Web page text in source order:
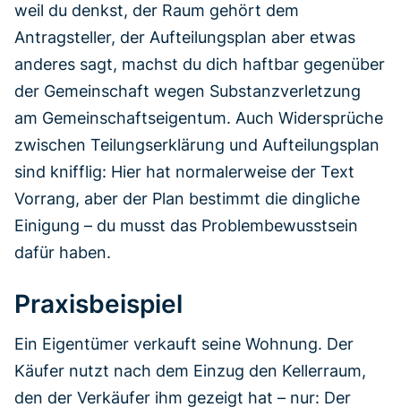
weil du denkst, der Raum gehört dem
Antragsteller, der Aufteilungsplan aber etwas
anderes sagt, machst du dich haftbar gegenüber
der Gemeinschaft wegen Substanzverletzung
am Gemeinschaftseigentum. Auch Widersprüche
zwischen Teilungserklärung und Aufteilungsplan
sind knifflig: Hier hat normalerweise der Text
Vorrang, aber der Plan bestimmt die dingliche
Einigung – du musst das Problembewusstsein
dafür haben.
Praxisbeispiel
Ein Eigentümer verkauft seine Wohnung. Der
Käufer nutzt nach dem Einzug den Kellerraum,
den der Verkäufer ihm gezeigt hat – nur: Der